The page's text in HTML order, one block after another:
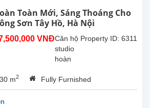
Toàn Mới, Sáng Thoáng Cho
Sơn Tây Hồ, Hà Nội
VNĐ Property ID: 6311
Căn hộ
studio
hoàn
mới tại
Trịnh
30 m2 Fully Furnished